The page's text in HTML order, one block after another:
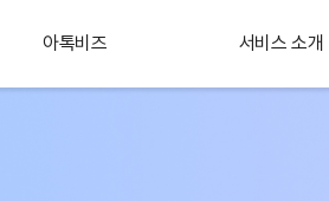
아톡비즈 서비스 소개